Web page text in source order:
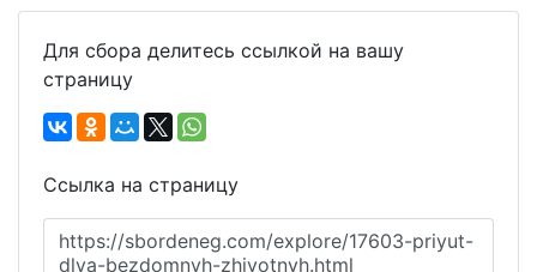
Для сбора делитесь ссылкой на вашу
страницу
Ссылка на страницу
https://sbordeneg.com/explore/17603-priyut-
dlya-bezdomnyh-zhivotnyh.html